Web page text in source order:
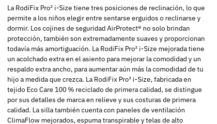
La RodiFix Pro² i-Size tiene tres posiciones de reclinación, lo que
permite a los niños elegir entre sentarse erguidos o reclinarse y
dormir. Los cojines de seguridad AirProtect® no solo brindan
protección, también son extremadamente suaves y proporcionan
todavía más amortiguación. La RodiFix Pro² i-Size mejorada tiene
un acolchado extra en el asiento para mejorar la comodidad y un
respaldo extra ancho, para aumentar aún más la comodidad de tu
hijo a medida que crezca. La RodiFix Pro² i-Size, fabricada en
tejido Eco Care 100 % reciclado de primera calidad, se distingue
por sus detalles de marca en relieve y sus costuras de primera
calidad. La silla también cuenta con paneles de ventilación
ClimaFlow mejorados, espuma transpirable y telas de alto